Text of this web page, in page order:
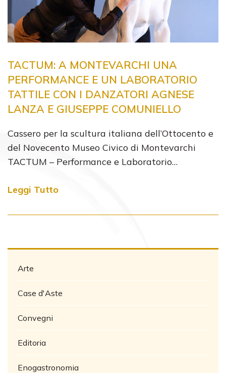
TACTUM: A MONTEVARCHI UNA
PERFORMANCE E UN LABORATORIO
TATTILE CON I DANZATORI AGNESE
LANZA E GIUSEPPE COMUNIELLO
Cassero per la scultura italiana dell’Ottocento e
del Novecento Museo Civico di Montevarchi
TACTUM – Performance e Laboratorio…
Leggi Tutto
Arte
Case d'Aste
Convegni
Editoria
Enogastronomia